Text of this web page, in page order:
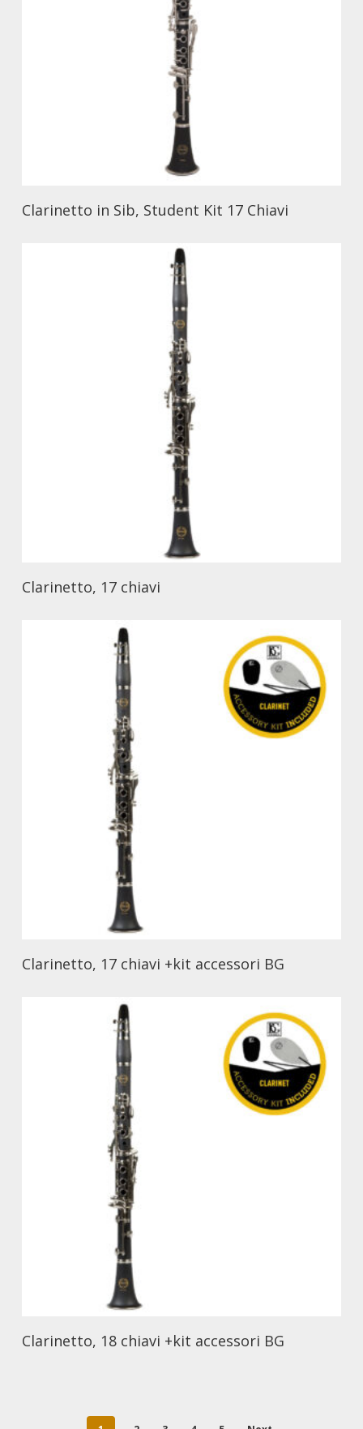
Clarinetto in Sib, Student Kit 17 Chiavi
Clarinetto, 17 chiavi
Clarinetto, 17 chiavi +kit accessori BG
Clarinetto, 18 chiavi +kit accessori BG